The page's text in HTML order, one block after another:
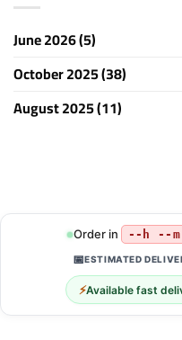
June 2026(5)
October 2025(38)
August 2025(11)
Order in --h --
📅ESTIMATED
⚡Available fast